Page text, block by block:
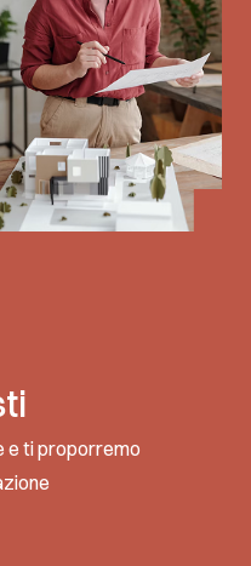
e ti proporremo